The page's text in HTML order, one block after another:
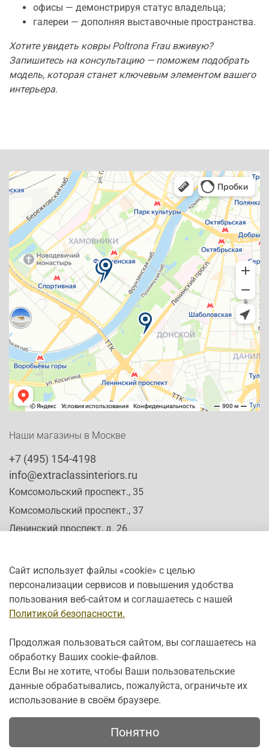
офисы — демонстрируя статус владельца;
галереи — дополняя выставочные пространства.
Хотите увидеть ковры Poltrona Frau вживую?
Запишитесь на консультацию — поможем подобрать
модель, которая станет ключевым элементом вашего
интерьера.
Наши магазины в Москве
+7 (495) 154-4198
info@extraclassinteriors.ru
Комсомольский проспект., 35
Комсомольский проспект., 37
Ленинский проспект, д. 26
Время работы:
Пн-Сб: c 10:00 - 20:00
Вс: с 12:00 - 19:00
Сайт использует файлы «cookie» с целью
персонализации сервисов и повышения удобства
пользования веб-сайтом и соглашаетесь с нашей
Политикой безопасности.
Продолжая пользоваться сайтом, вы соглашаетесь на
обработку Ваших cookie‑файлов.
Если Вы не хотите, чтобы Ваши пользовательские
данные обрабатывались, пожалуйста, ограничьте их
использование в своём браузере.
Понятно